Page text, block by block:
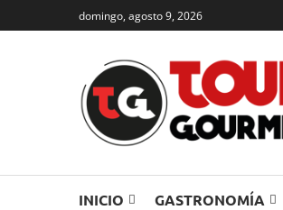
domingo, agosto 9, 2026
INICIO GASTRONOMÍA